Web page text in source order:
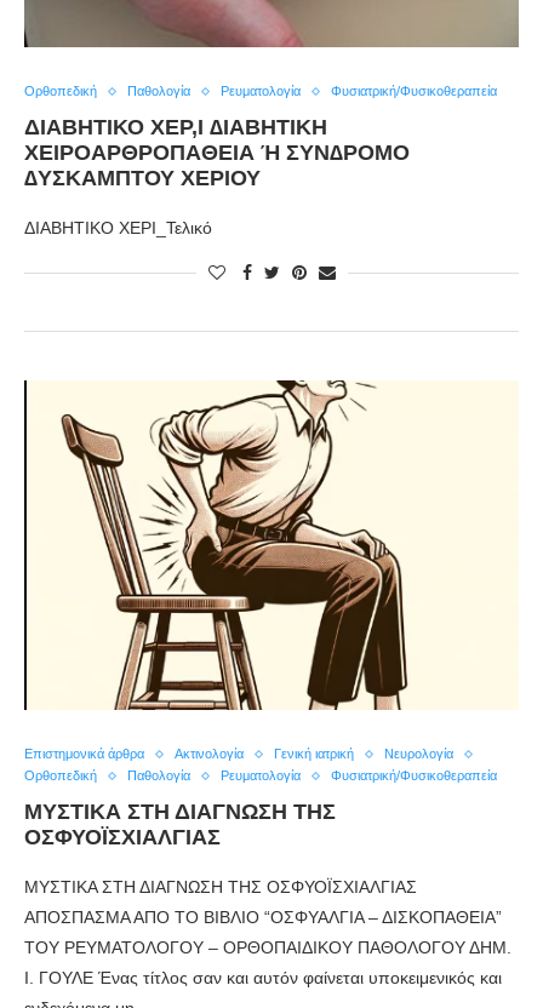
Ορθοπεδική Παθολογία Ρευματολογία Φυσιατρική/Φυσικοθεραπεία
ΔΙΑΒΗΤΙΚΟ ΧΕΡ,Ι ∆ΙΑΒΗΤΙΚΗ
ΧΕΙΡΟΑΡΘΡΟΠΑΘΕΙΑ Ή ΣΥΝ∆ΡΟΜΟ ∆
ΥΣΚΑΜΠΤΟΥ ΧΕΡΙΟΥ
ΔΙΑΒΗΤΙΚΟ ΧΕΡΙ_Τελικό
Επιστημονικά άρθρα Ακτινολογία Γενική ιατρική
Νευρολογία
Ορθοπεδική
Παθολογία Ρευματολογία Φυσιατρική/Φυσικοθεραπεία
ΜΥΣΤΙΚΑ ΣΤΗ ΔΙΑΓΝΩΣΗ ΤΗΣ
ΟΣΦΥΟΪΣΧΙΑΛΓΙΑΣ
ΜΥΣΤΙΚΑ ΣΤΗ ΔΙΑΓΝΩΣΗ ΤΗΣ ΟΣΦΥΟΪΣΧΙΑΛΓΙΑΣ
ΑΠΟΣΠΑΣΜΑ ΑΠΟ ΤΟ ΒΙΒΛΙΟ “ΟΣΦΥΑΛΓΙΑ – ΔΙΣΚΟΠΑΘΕΙΑ”
ΤΟΥ ΡΕΥΜΑΤΟΛΟΓΟΥ – ΟΡΘΟΠΑΙΔΙΚΟΥ ΠΑΘΟΛΟΓΟΥ ΔΗΜ.
Ι. ΓΟΥΛΕ Ένας τίτλος σαν και αυτόν φαίνεται υποκειμενικός και